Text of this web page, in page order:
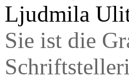
Ljudmila
Sie ist die